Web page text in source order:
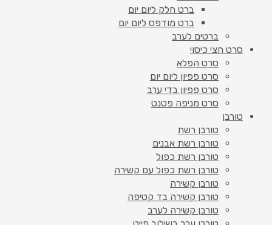
ברט חלק ליום יום
ברט מודפס ליום יום
ברטים לערב
סרט חצי כיסוי
סרט הפלא
סרט פפיון ליום יום
סרט פפיון בדי ערב
סרט מניפה פטנט
טורבן
טורבן רשת
טורבן רשת אבנים
טורבן רשת כפול
טורבן רשת כפול עם קשירה
טורבן קשירה
טורבן קשירה בד קטיפה
טורבן קשירה לערב